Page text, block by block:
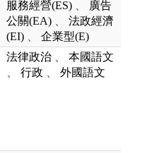
服務經營(ES)
廣告
公關(EA)
法政經濟
(EI)
企業型(E)
法律政治
本國語文
行政 外國語文